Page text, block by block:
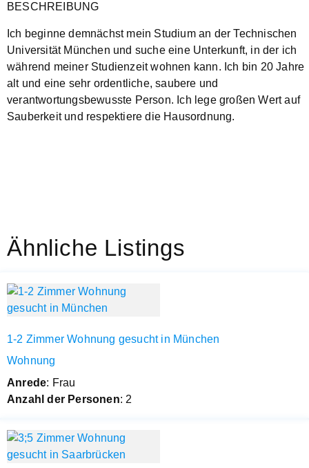
BESCHREIBUNG
Ich beginne demnächst mein Studium an der Technischen
Universität München und suche eine Unterkunft, in der ich
während meiner Studienzeit wohnen kann. Ich bin 20 Jahre
alt und eine sehr ordentliche, saubere und
verantwortungsbewusste Person. Ich lege großen Wert auf
Sauberkeit und respektiere die Hausordnung.
Ähnliche Listings
1-2 Zimmer Wohnung gesucht in München
Wohnung
Anrede: Frau
Anzahl der Personen: 2